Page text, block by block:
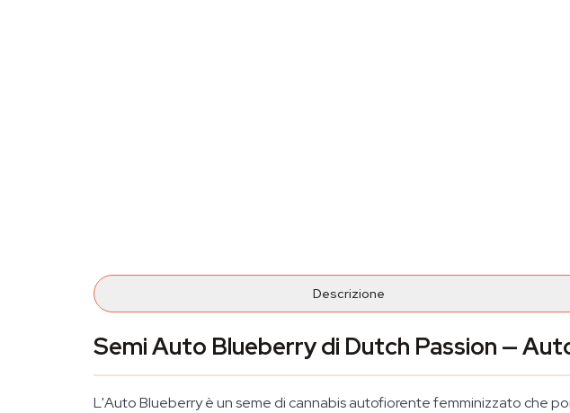
Descrizione
Semi Auto Blueberry di Dutch Passion —
L'Auto Blueberry è un seme di cannabis autofiorente femminizzato che